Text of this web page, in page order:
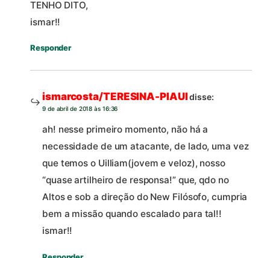
TENHO DITO,
ismar!!
Responder
ismarcosta/TERESINA-PIAUIdisse:
9 de abril de 2018 às 16:36
ah! nesse primeiro momento, não há a
necessidade de um atacante, de lado, uma vez
que temos o Uilliam(jovem e veloz), nosso
“quase artilheiro de responsa!” que, qdo no
Altos e sob a direção do New Filósofo, cumpria
bem a missão quando escalado para tal!!
ismar!!